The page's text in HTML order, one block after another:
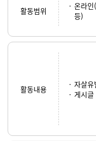
활동범위
온라
등)
활동내용
자살
게시글